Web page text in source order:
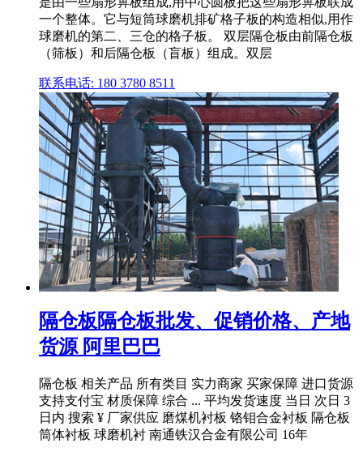
一个整体。它与短筒球磨机排矿格子板的构造相似,用作
球磨机的第二、三仓的格子板。 双层隔仓板由前隔仓板
（筛板）和后隔仓板（盲板）组成。双层
联系电话: 180 3780 8511
隔仓板隔仓板批发、促销价格、产地
货源 阿里巴巴
隔仓板 相关产品 所有类目 实力商家 买家保障 进口货源
支持支付宝 材质保障 综合 ... 平均发货速度 当日 次日 3
日内 搜索 ¥ 厂家供应 磨煤机衬板 铬钼合金衬板 隔仓板
筒体衬板 球磨机衬 南通铁汉合金有限公司 16年